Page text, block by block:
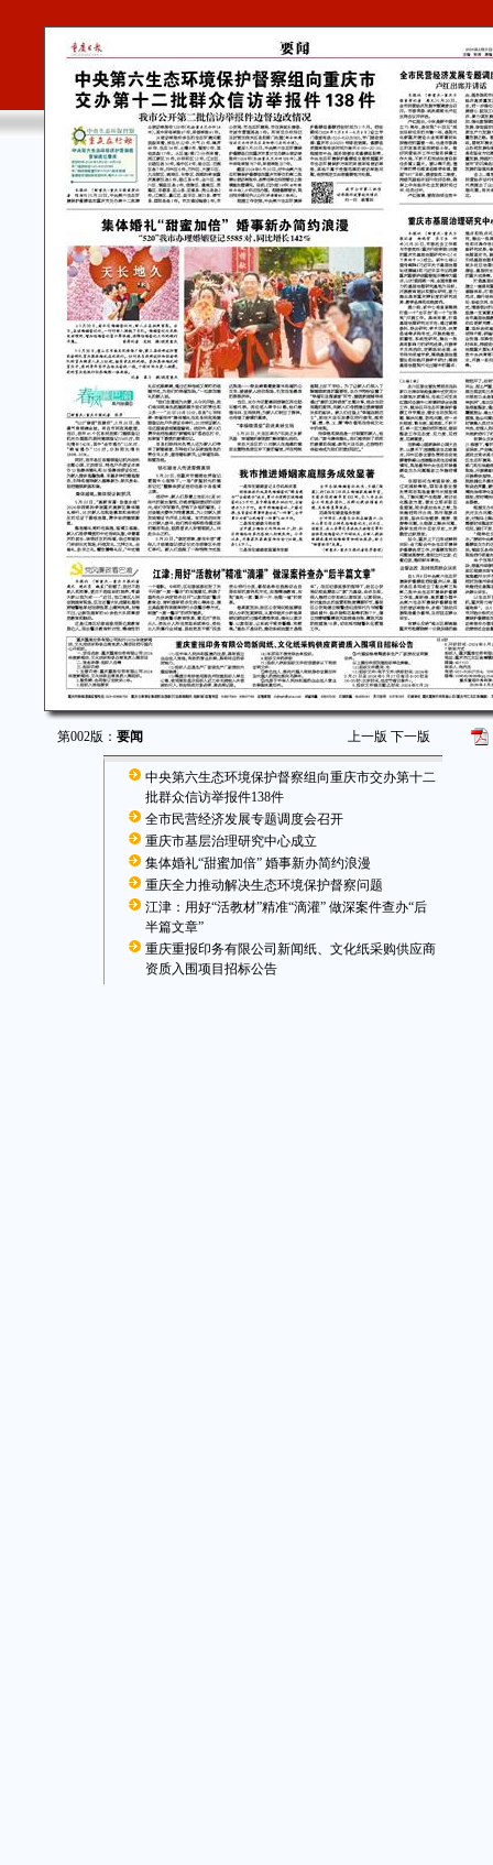
第002版： 要闻 上一版 下一版
中央第六生态环境保护督察组向重庆市交办第十二
批群众信访举报件138件
全市民营经济发展专题调度会召开
重庆市基层治理研究中心成立
集体婚礼“甜蜜加倍” 婚事新办简约浪漫
重庆全力推动解决生态环境保护督察问题
江津：用好“活教材”精准“滴灌” 做深案件查办“后
半篇文章”
重庆重报印务有限公司新闻纸、文化纸采购供应商
资质入围项目招标公告